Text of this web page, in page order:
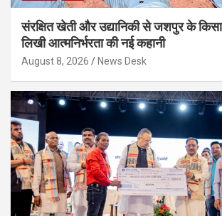
संरक्षित खेती और उद्यानिकी से जशपुर के
लिखी आत्मनिर्भरता की नई कहानी
August 8, 2026 News Desk